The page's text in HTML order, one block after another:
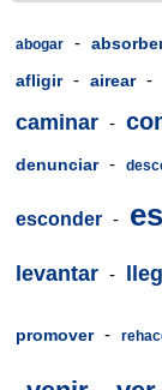
abogar -
afligir - airear -
caminar -
denunciar -
esconder -
levantar -
promover -